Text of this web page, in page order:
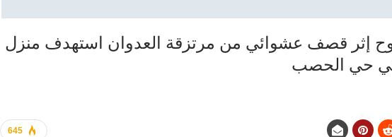
إثر قصف عشوائي من مرتزقة العدوان استهدف منزل
حي الحصب
645